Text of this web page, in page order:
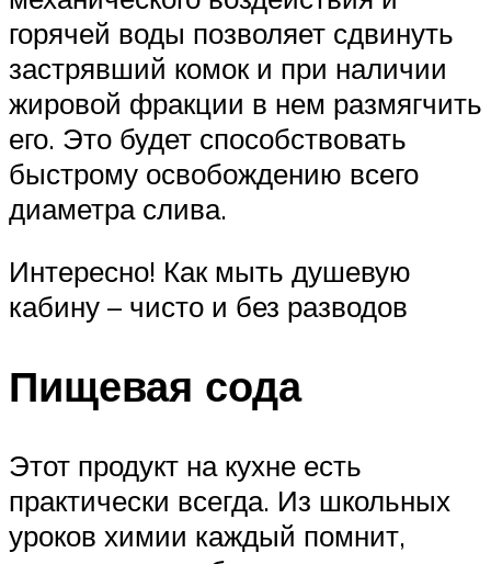
горячей воды позволяет сдвинуть
застрявший комок и при наличии
жировой фракции в нем размягчить
его. Это будет способствовать
быстрому освобождению всего
диаметра слива.
Интересно! Как мыть душевую
кабину – чисто и без разводов
Пищевая сода
Этот продукт на кухне есть
практически всегда. Из школьных
уроков химии каждый помнит,